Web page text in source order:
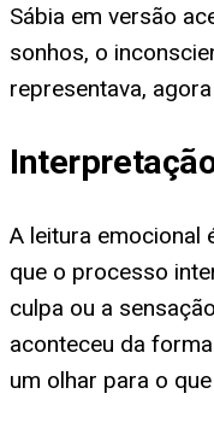
Sábia em versão
sonhos, o
representava,
A leitura emocional
que o processo
culpa ou a
aconteceu da
um olhar para o